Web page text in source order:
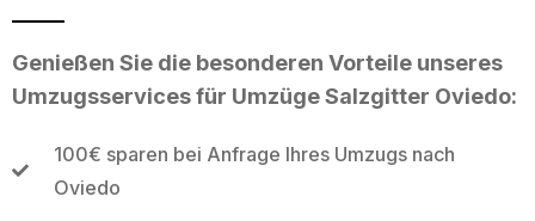
Genießen Sie die besonderen Vorteile unseres
Umzugsservices für Umzüge Salzgitter Oviedo:
100€ sparen bei Anfrage Ihres Umzugs nach
Oviedo